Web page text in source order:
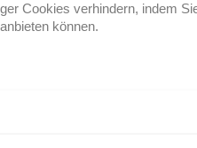
Cookies verhindern, indem
können.